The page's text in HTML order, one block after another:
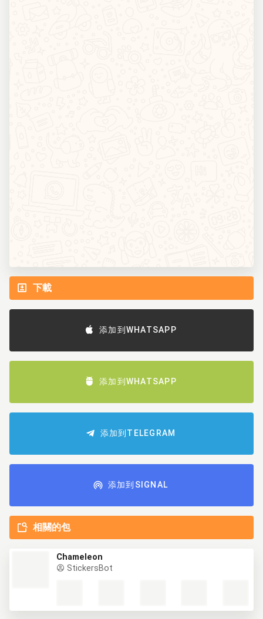
下載
添加到WHATSAPP
添加到WHATSAPP
添加到TELEGRAM
添加到SIGNAL
相關的包
Chameleon
StickersBot